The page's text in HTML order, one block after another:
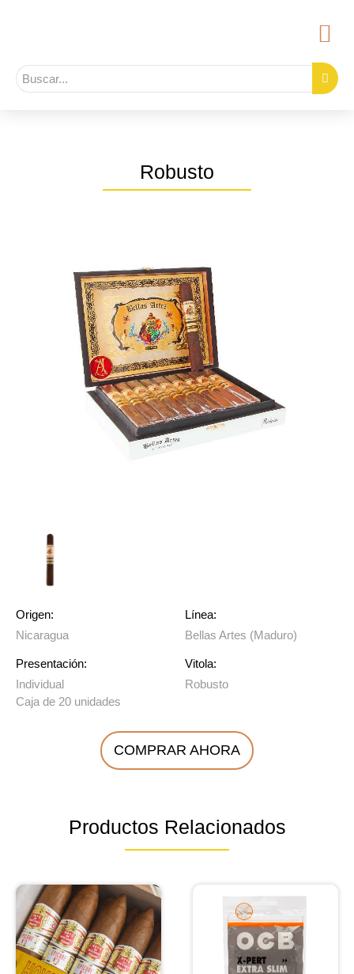
Robusto
Origen:
Nicaragua
Presentación:
Individual
Caja de 20 unidades
Línea:
Bellas Artes (Maduro)
Vitola:
Robusto
COMPRAR AHORA
Productos Relacionados